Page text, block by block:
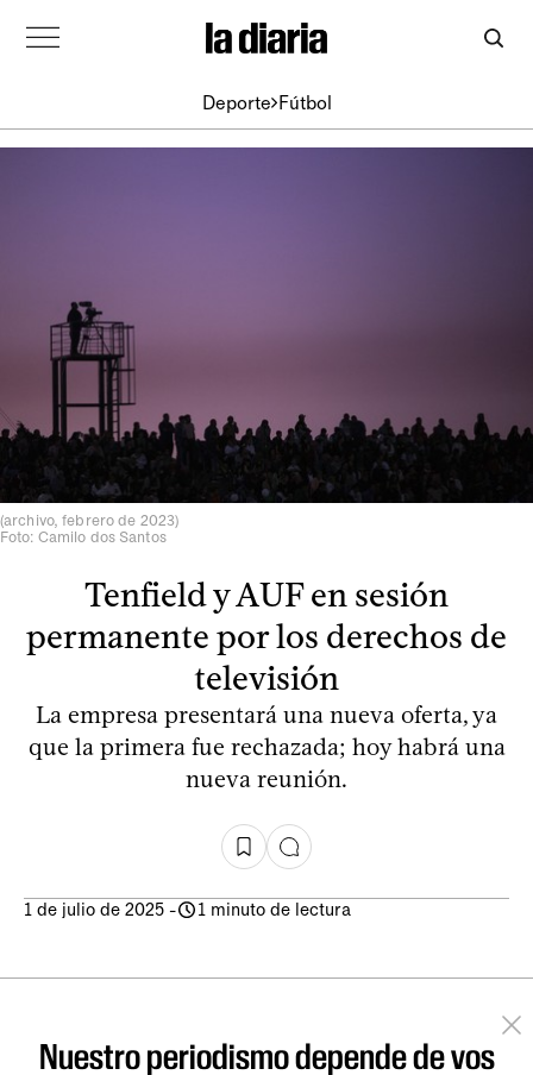
Deporte Fútbol
(archivo, febrero de 2023)
Foto: Camilo dos Santos
Tenfield y AUF en sesión
permanente por los derechos de
televisión
La empresa presentará una nueva oferta, ya
que la primera fue rechazada; hoy habrá una
nueva reunión.
1 de julio de 2025 - 1 minuto de lectura
Nuestro periodismo depende de vos